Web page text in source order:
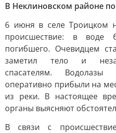
В Неклиновском районе
6 июня в селе Троицком
происшествие: в воде
погибшего. Очевидцем
заметил тело и
спасателям. Водолазы
оперативно прибыли на
из реки. В настоящее
органы выясняют
В связи с